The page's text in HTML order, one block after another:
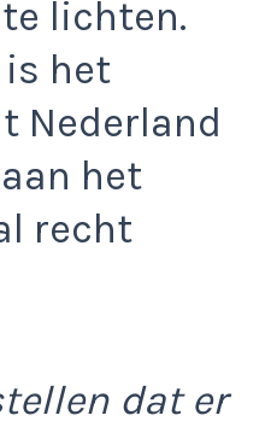
lichten.
is het
Nederland
het
recht
dat er